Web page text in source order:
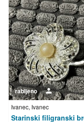
Ivanec, Ivanec
rabljeno